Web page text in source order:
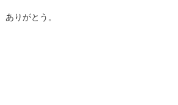
ありがとう。